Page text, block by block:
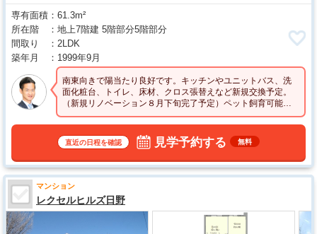
専有面積
61.3m²
所在階
地上7階建 5階部分5階部分
間取り
2LDK
築年月
1999年9月
南東向きで陽当たり良好です。キッチンやユニットバス、洗
面化粧台、トイレ、床材、クロス張替えなど新規交換予定。
（新規リノベーション８月下旬完了予定）ペット飼育可能。
お気軽にご連絡くださいませ。
直近の日程を確認 見学予約する 無料
マンション
レクセルヒルズ日野